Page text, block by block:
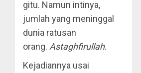
gitu. Namun intinya,
jumlah yang meninggal
dunia ratusan
orang. Astaghfirullah.
Kejadiannya usai